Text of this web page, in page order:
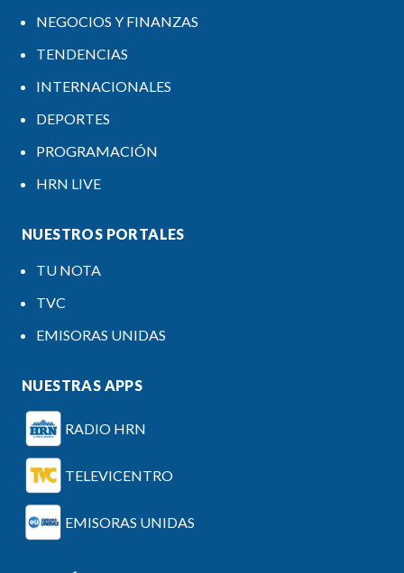
NEGOCIOS Y FINANZAS
TENDENCIAS
INTERNACIONALES
DEPORTES
PROGRAMACIÓN
HRN LIVE
NUESTROS PORTALES
TU NOTA
TVC
EMISORAS UNIDAS
NUESTRAS APPS
RADIO HRN
TELEVICENTRO
EMISORAS UNIDAS